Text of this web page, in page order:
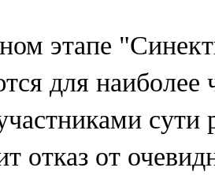
этапе
для наиболее
отказ от